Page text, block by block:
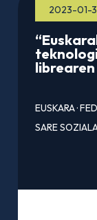
2023-01-
EUSKARA·
SARE